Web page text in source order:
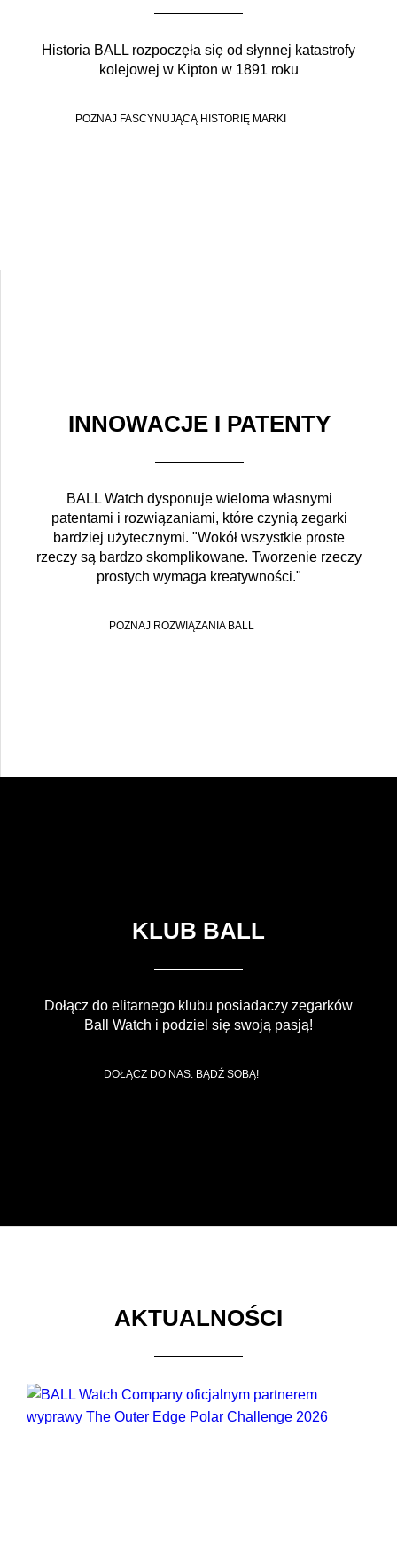
Historia BALL rozpoczęła się od słynnej katastrofy
kolejowej w Kipton w 1891 roku
POZNAJ FASCYNUJĄCĄ HISTORIĘ MARKI
INNOWACJE I PATENTY
BALL Watch dysponuje wieloma własnymi
patentami i rozwiązaniami, które czynią zegarki
bardziej użytecznymi. "Wokół wszystkie proste
rzeczy są bardzo skomplikowane. Tworzenie rzeczy
prostych wymaga kreatywności."
POZNAJ ROZWIĄZANIA BALL
KLUB BALL
Dołącz do elitarnego klubu posiadaczy zegarków
Ball Watch i podziel się swoją pasją!
DOŁĄCZ DO NAS. BĄDŹ SOBĄ!
AKTUALNOŚCI